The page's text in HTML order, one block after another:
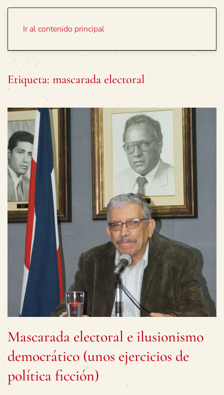
Ir al contenido principal
Etiqueta: mascarada electoral
Mascarada electoral e ilusionismo
democrático (unos ejercicios de
política ficción)